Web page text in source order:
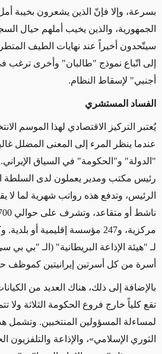
بسرعة، وإلا فإنّ الذين يشعرون بخيبة
الجمهورية، والذين يخيب أملهم حيال
سيتّحدون أخيراً عند نهايات الطيف
إلى اتّباع نموذج "طالبان" وأخرى
أجنبي" لإسقاط النظام.
الفساد المستشري
يُعتبر التركيز الاقتصادي لهذا الموسم
عندما ينظر المرء إلى المعنى المضلل
رئيس مكتب ومدير يعملون لدى السلطة
مركزية، و247 مؤسسة إقليمية أو
لـ "هيئة الإذاعة البريطانية" (الـ "بي بي
أسرة من كل أسرتين إيرانيتين كموظف
بالإضافة إلى ذلك، هناك العديد من
تقع كلياً خارج فروع الحكومة الثلاثة ولا
لمساءلة المسؤولين المنتخبين. وتشمل
الثوري الإسلامي»، والإذاعة